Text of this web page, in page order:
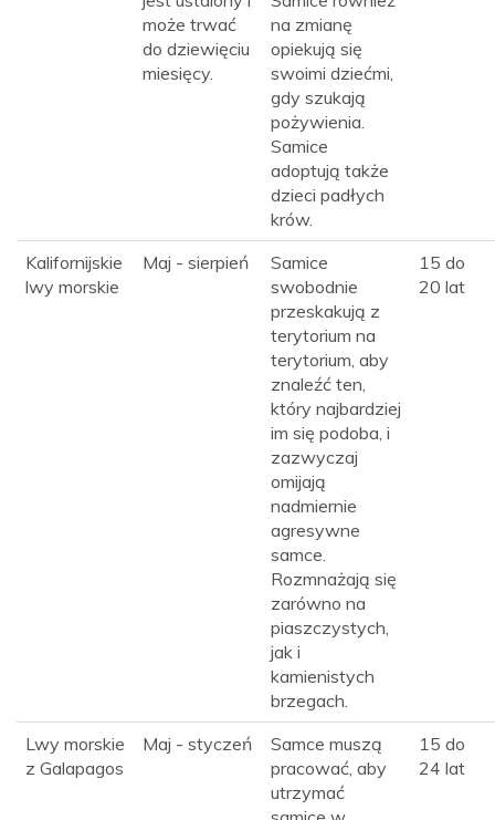
może trwać
do dziewięciu
miesięcy.
na zmianę
opiekują się
swoimi dziećmi,
gdy szukają
pożywienia.
Samice
adoptują także
dzieci padłych
krów.
Kalifornijskie
lwy morskie
Maj - sierpień
Samice
swobodnie
przeskakują z
terytorium na
terytorium, aby
znaleźć ten,
który najbardziej
im się podoba, i
zazwyczaj
omijają
nadmiernie
agresywne
samce.
Rozmnażają się
zarówno na
piaszczystych,
jak i
kamienistych
brzegach.
15 do
20 lat
Lwy morskie
z Galapagos
Maj - styczeń
Samce muszą
pracować, aby
utrzymać
15 do
24 lat